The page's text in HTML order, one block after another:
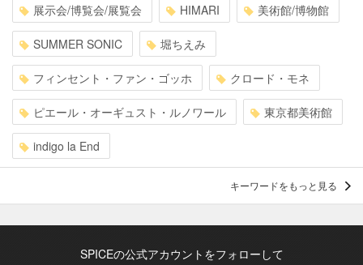
展示会/博覧会/展覧会 HIMARI 美術館/博物館
SUMMER SONIC 堀ちえみ
フィンセント・ファン・ゴッホ クロード・モネ
ピエール・オーギュスト・ルノワール 東京都美術館
indigo la End
キーワードをもっと見る
SPICEの公式アカウントをフォローして